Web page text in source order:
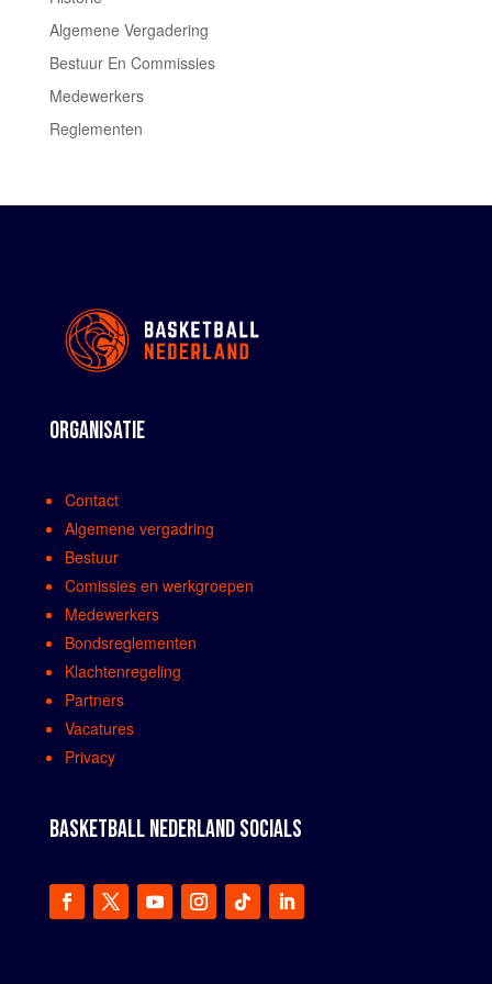
Algemene Vergadering
Bestuur En Commissies
Medewerkers
Reglementen
ORGANISATIE
Contact
Algemene vergadring
Bestuur
Comissies en werkgroepen
Medewerkers
Bondsreglementen
Klachtenregeling
Partners
Vacatures
Privacy
BASKETBALL NEDERLAND SOCIALS